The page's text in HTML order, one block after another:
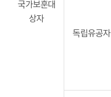
국가보훈대
상자
독립유공자